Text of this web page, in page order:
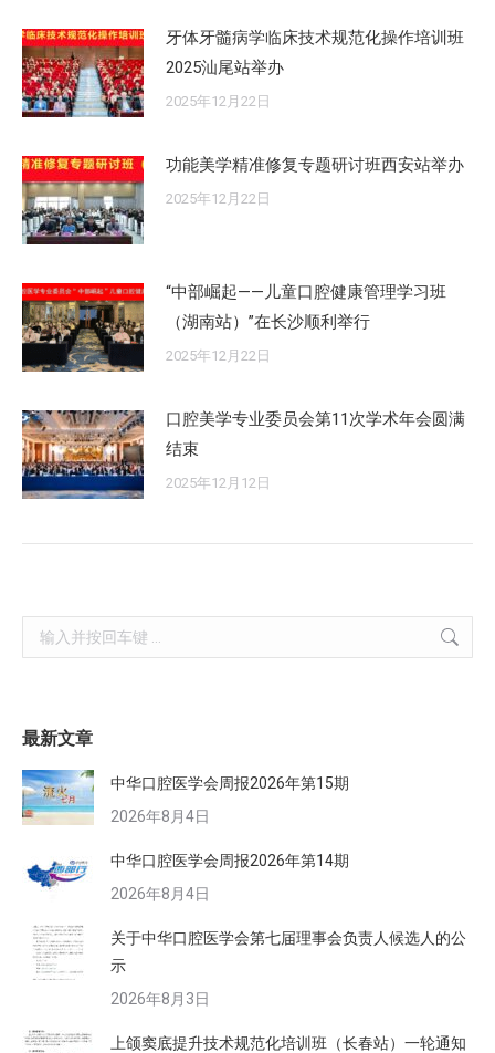
牙体牙髓病学临床技术规范化操作培训班
2025汕尾站举办
2025年12月22日
功能美学精准修复专题研讨班西安站举办
2025年12月22日
“中部崛起——儿童口腔健康管理学习班
（湖南站）”在长沙顺利举行
2025年12月22日
口腔美学专业委员会第11次学术年会圆满
结束
2025年12月12日
Search:
最新文章
中华口腔医学会周报2026年第15期
2026年8月4日
中华口腔医学会周报2026年第14期
2026年8月4日
关于中华口腔医学会第七届理事会负责人候选人的公
示
2026年8月3日
上颌窦底提升技术规范化培训班（长春站）一轮通知